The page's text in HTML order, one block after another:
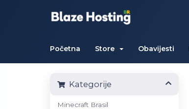
Početna Store Obavijesti
Kategorije
Minecraft Brasil